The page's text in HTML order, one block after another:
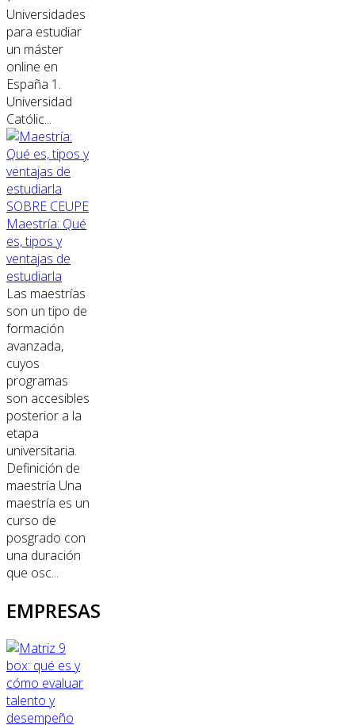
Universidades
para estudiar
un máster
online en
España 1.
Universidad
Católic...
SOBRE CEUPE
Maestría: Qué
es, tipos y
ventajas de
estudiarla
Las maestrías
son un tipo de
formación
avanzada,
cuyos
programas
son accesibles
posterior a la
etapa
universitaria.
Definición de
maestría Una
maestría es un
curso de
posgrado con
una duración
que osc...
EMPRESAS